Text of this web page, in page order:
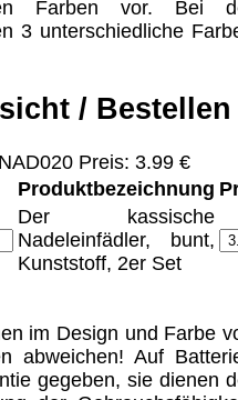
Farben vor. Bei
3 unterschiedliche
/ Bestellen
Preis: 3.99 €
Produktbezeichnung
Der kassische
Nadeleinfädler, bunt,
Kunststoff, 2er Set
im Design und Farbe
abweichen! Auf
gegeben, sie dienen
Rechnung /
Lieferschein. Sie
Datenträger.
der jeweiligen
und
Blinden
- 312 O
das Landgericht
durch die
der
2026
[ 6447 ]